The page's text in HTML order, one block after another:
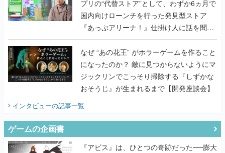
プリの“代替ストア”として、わずか6ヵ月で
国内向けローンチを行った発見型ストア
『あっぷアリーナ！』仕掛け人に話を聞い
てみた
なぜ “あの花王” がホラーゲームを作ること
になったのか？ 敵に見つからないようにマ
ジックリンでこっそり掃除する『しずかな
おそうじ』が生まれるまで【開発座談会】
インタビューの記事一覧
ゲームの企画書
『アビス』は、ひとつの奇跡だった──膨大